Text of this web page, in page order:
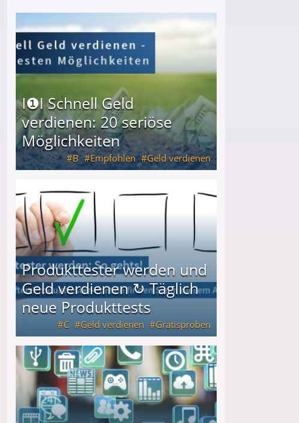
I❶I Schnell Geld
verdienen: 20 seriöse
Möglichkeiten
B Empfohlen Geld verdienen
Produkttester werden und
Geld verdienen ↻ Täglich
neue Produkttests
C Geld verdienen Gratisproben
↻ Täglich neue Produkttests